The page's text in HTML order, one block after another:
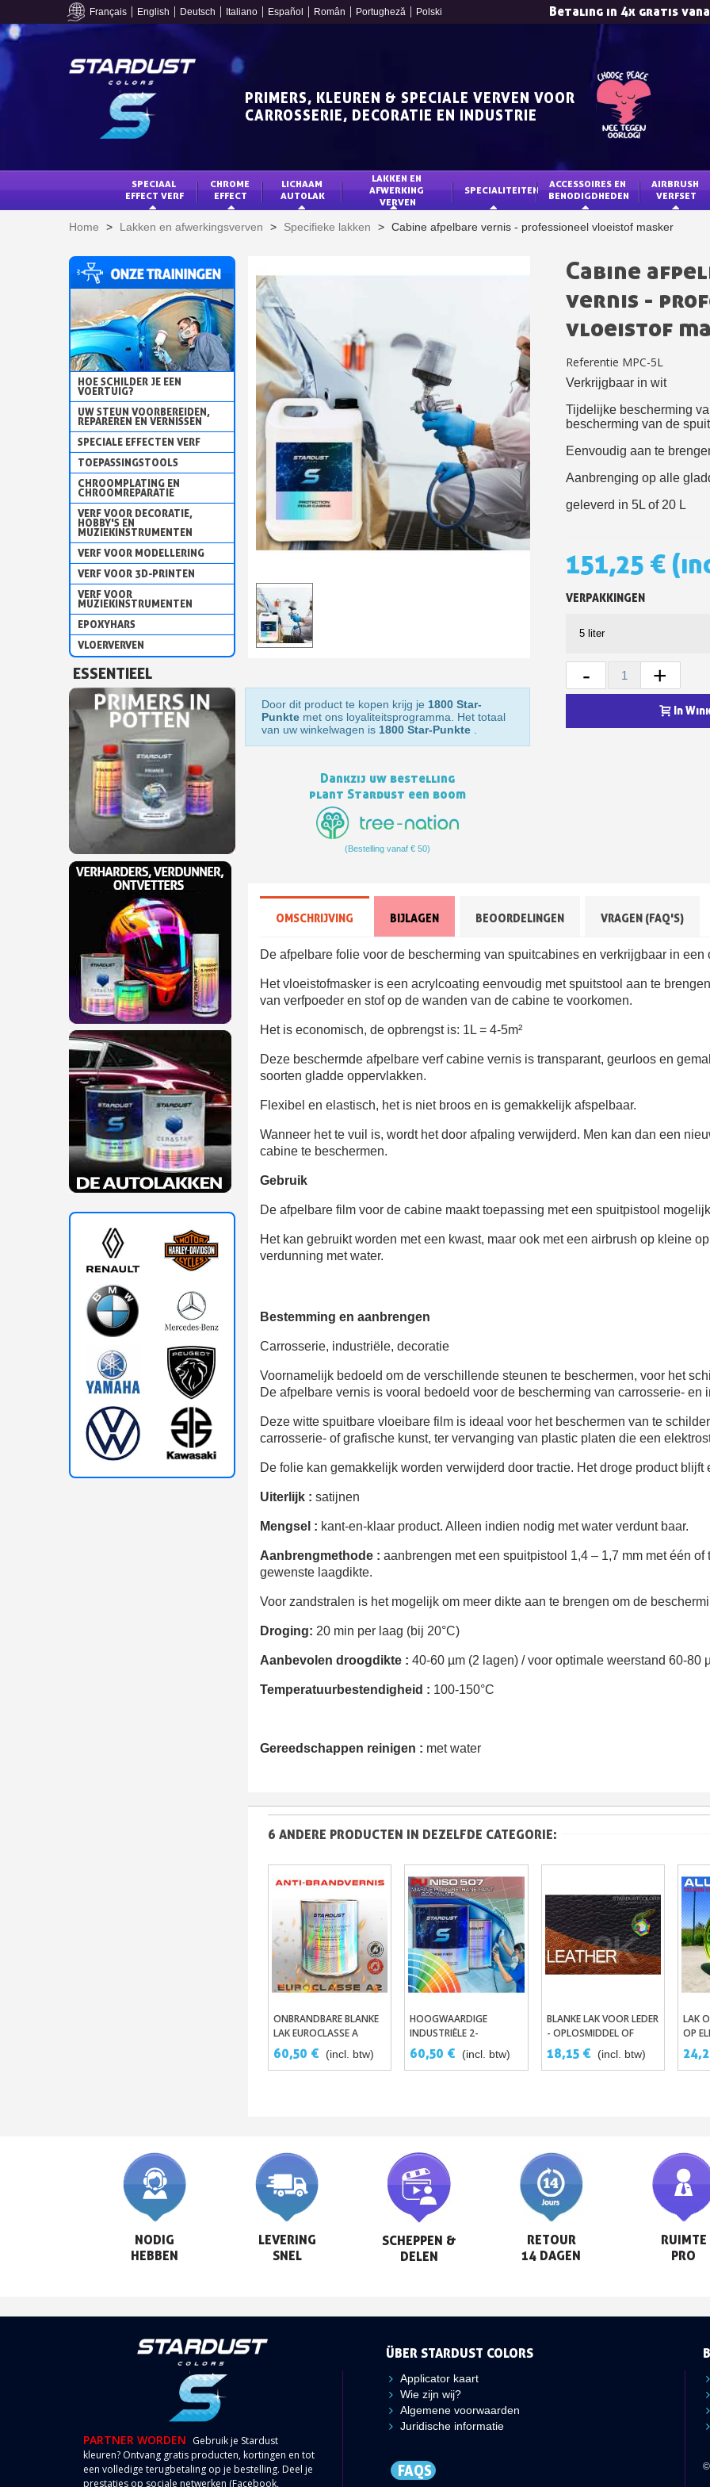
Français English Deutsch Italiano Español Român Portugheză Polski Betaling in 4x gratis
Schrijf je in voor
Levering binnen
Je online offerte
Deel je creaties en
Verzamel
Retourneer
5€ korting op
10€ shopping
Schrijf je in voor
Levering binnen
Betaling in 4x gratis
Je online offerte
Verzamel
Retourneer
5€ korting op
10€ shopping
Levering binnen
Deel je creaties en
5€ korting op
Schrijf je in voor
Levering binnen
Deel je creaties en
Verzamel
PRIMERS, KLEUREN & SPECIALE VERVEN VOOR
CARROSSERIE, DECORATIE EN INDUSTRIE
SPECIAAL
EFFECT VERF
CHROME
EFFECT
LICHAAM
AUTOLAK
LAKKEN EN
AFWERKING
VERVEN
SPECIALITEITEN
ACCESSOIRES EN
BENODIGDHEDEN
AIRBRUSH
VERFSET
Home > Lakken en afwerkingsverven > Specifieke lakken > Cabine afpelbare vernis - professioneel vloeistof masker
HOE SCHILDER JE EEN
VOERTUIG?
UW STEUN VOORBEREIDEN,
REPAREREN EN VERNISSEN
SPECIALE EFFECTEN VERF
TOEPASSINGSTOOLS
CHROOMPLATING EN
CHROOMREPARATIE
VERF VOOR DECORATIE,
HOBBY'S EN
MUZIEKINSTRUMENTEN
VERF VOOR MODELLERING
VERF VOOR 3D-PRINTEN
VERF VOOR
MUZIEKINSTRUMENTEN
EPOXYHARS
VLOERVERVEN
ESSENTIEEL
Door dit product te kopen krijg je 1800 Star-
Punkte met ons loyaliteitsprogramma. Het totaal
van uw winkelwagen is 1800 Star-Punkte
Dankzij uw bestelling
plant Stardust een boom
(Bestelling vanaf € 50)
Cabine
vernis -
vloeistof
Referentie MPC-5L
Verkrijgbaar in wit
Tijdelijke bescherming
bescherming van de
Eenvoudig aan te
Aanbrenging op alle
geleverd in 5L of 20 L
151,25 €
VERPAKKINGEN
- +
In
OMSCHRIJVING BIJLAGEN BEOORDELINGEN VRAGEN (FAQ'S)
De afpelbare folie voor de bescherming van spuitcabines en verkrijgbaar in een
Het vloeistofmasker is een acrylcoating eenvoudig met spuitstool aan te
van verfpoeder en stof op de wanden van de cabine te voorkomen.
Het is economisch, de opbrengst is: 1L = 4-5m²
Deze beschermde afpelbare verf cabine vernis is transparant, geurloos en
soorten gladde oppervlakken.
Flexibel en elastisch, het is niet broos en is gemakkelijk afspelbaar.
Wanneer het te vuil is, wordt het door afpaling verwijderd. Men kan dan een
cabine te beschermen.
Gebruik
De afpelbare film voor de cabine maakt toepassing met een spuitpistool mogelijk
Het kan gebruikt worden met een kwast, maar ook met een airbrush op kleine
verdunning met water.
Bestemming en aanbrengen
Carrosserie, industriële, decoratie
Voornamelijk bedoeld om de verschillende steunen te beschermen, voor het
De afpelbare vernis is vooral bedoeld voor de bescherming van carrosserie- en
Deze witte spuitbare vloeibare film is ideaal voor het beschermen van te
carrosserie- of grafische kunst, ter vervanging van plastic platen die een
De folie kan gemakkelijk worden verwijderd door tractie. Het droge product blijft
Uiterlijk :satijnen
Mengsel : kant-en-klaar product. Alleen indien nodig met water verdunt baar.
Aanbrengmethode :aanbrengen met een spuitpistool 1,4 – 1,7 mm met één
gewenste laagdikte.
Voor zandstralen is het mogelijk om meer dikte aan te brengen om de
Droging: 20 min per laag (bij 20°C)
Aanbevolen droogdikte :40-60 µm (2 lagen) / voor optimale weerstand 60-80
Temperatuurbestendigheid : 100-150°C
Gereedschappen reinigen : met water
6 ANDERE PRODUCTEN IN DEZELFDE CATEGORIE:
In Winkelwagen
ONBRANDBARE BLANKE
LAK EUROCLASSE A
60,50 € (incl. btw)
In Winkelwagen
HOOGWAARDIGE
INDUSTRIËLE 2-
COMPONENTEN
POLYURETHAANVERF
60,50 € (incl. btw)
In Winkelwagen
BLANKE LAK VOOR LEDER
- OPLOSMIDDEL OF
HYDRO
18,15 € (incl. btw)
LAK
OP
NODIG
HEBBEN
LEVERING
SNEL
SCHEPPEN &
DELEN
RETOUR
14 DAGEN
RUIMTE
PRO
PARTNER WORDEN Gebruik je Stardust
kleuren? Ontvang gratis producten, kortingen en tot
een volledige terugbetaling op je bestelling. Deel je
prestaties op sociale netwerken (Facebook,
ÜBER STARDUST COLORS
Applicator kaart
Wie zijn wij?
Algemene voorwaarden
Juridische informatie
FAQS ©